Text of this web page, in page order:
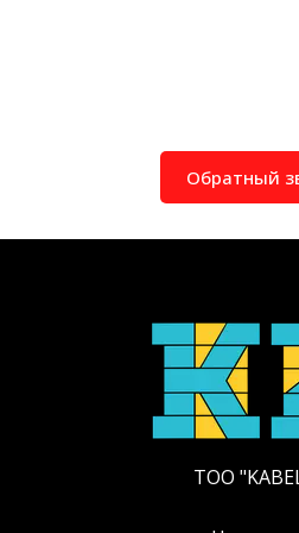
Обратный
ТОО